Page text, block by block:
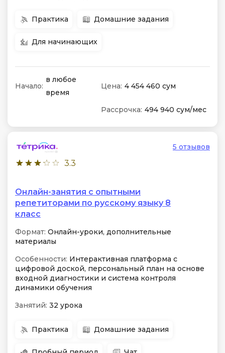
Практика Домашние задания
Для начинающих
Начало:
в любое
время
Цена: 4 454 460 сум
Рассрочка: 494 940 сум/мес
3.3
5 отзывов
Онлайн-занятия с опытными
репетиторами по русскому языку 8
класс
Формат: Онлайн-уроки, дополнительные
материалы
Особенности: Интерактивная платформа с
цифровой доской, персональный план на основе
входной диагностики и система контроля
динамики обучения
Занятий: 32 урока
Практика Домашние задания